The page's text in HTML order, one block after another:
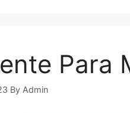
Para
By Admin